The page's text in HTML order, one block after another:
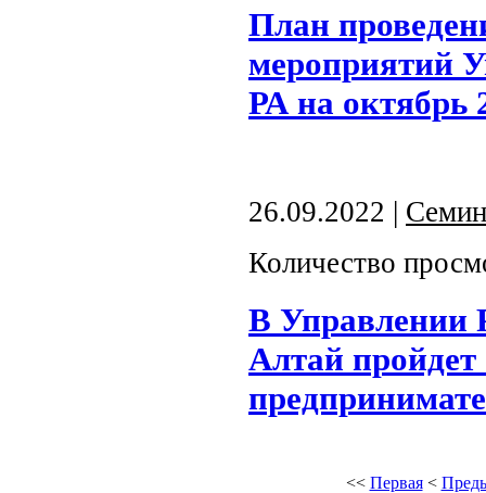
План
мероприятий
РА на октябрь
26.09.2022 |
Количество
В Управлении
Алтай
<< Первая<